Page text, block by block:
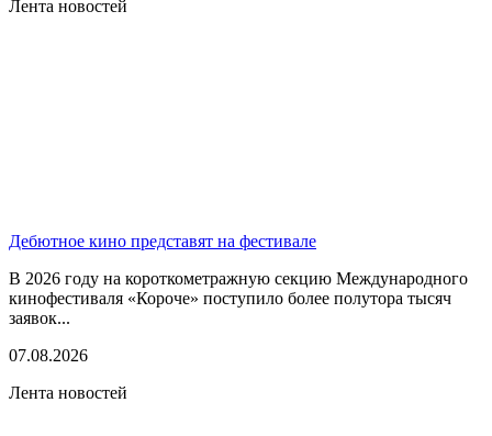
Лента новостей
Дебютное кино представят на фестивале
В 2026 году на короткометражную секцию Международного
кинофестиваля «Короче» поступило более полутора тысяч
заявок...
07.08.2026
Лента новостей